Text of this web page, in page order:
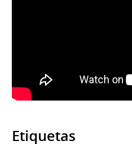
Etiquetas